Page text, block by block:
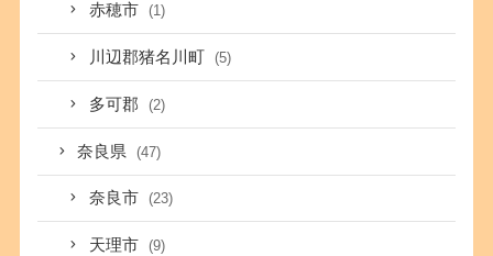
赤穂市 (1)
川辺郡猪名川町 (5)
多可郡 (2)
奈良県 (47)
奈良市 (23)
天理市 (9)